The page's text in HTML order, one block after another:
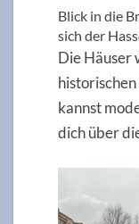
Blick in die
sich der
Die Häuser
kannst
dich über